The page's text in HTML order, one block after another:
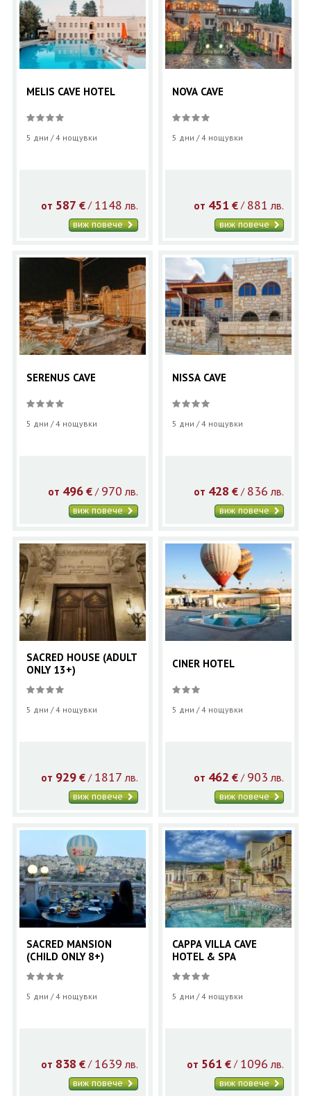
MELIS CAVE HOTEL
5 дни / 4 нощувки
от 587 €/ 1148 лв.
виж повече
NOVA CAVE
5 дни / 4 нощувки
от 451 € / 881 лв.
виж повече
SERENUS CAVE
5 дни / 4 нощувки
от 496 €/ 970 лв.
виж повече
NISSA CAVE
5 дни / 4 нощувки
от 428 € / 836 лв.
виж повече
SACRED HOUSE (ADULT
ONLY 13+)
5 дни / 4 нощувки
от 929 €/ 1817 лв.
виж повече
CINER HOTEL
5 дни / 4 нощувки
от 462 € / 903 лв.
виж повече
SACRED MANSION
(CHILD ONLY 8+)
5 дни / 4 нощувки
от 838 €/ 1639 лв.
виж повече
CAPPA VILLA CAVE
HOTEL & SPA
5 дни / 4 нощувки
от 561 € / 1096 лв.
виж повече